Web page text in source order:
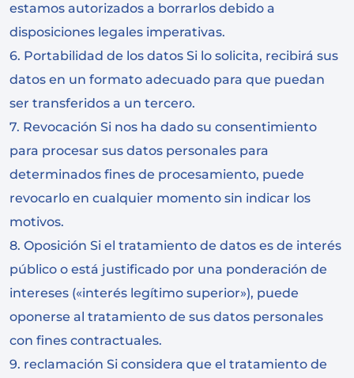
estamos autorizados a borrarlos debido a
disposiciones legales imperativas.
6. Portabilidad de los datos Si lo solicita, recibirá sus
datos en un formato adecuado para que puedan
ser transferidos a un tercero.
7. Revocación Si nos ha dado su consentimiento
para procesar sus datos personales para
determinados fines de procesamiento, puede
revocarlo en cualquier momento sin indicar los
motivos.
8. Oposición Si el tratamiento de datos es de interés
público o está justificado por una ponderación de
intereses («interés legítimo superior»), puede
oponerse al tratamiento de sus datos personales
con fines contractuales.
9. reclamación Si considera que el tratamiento de